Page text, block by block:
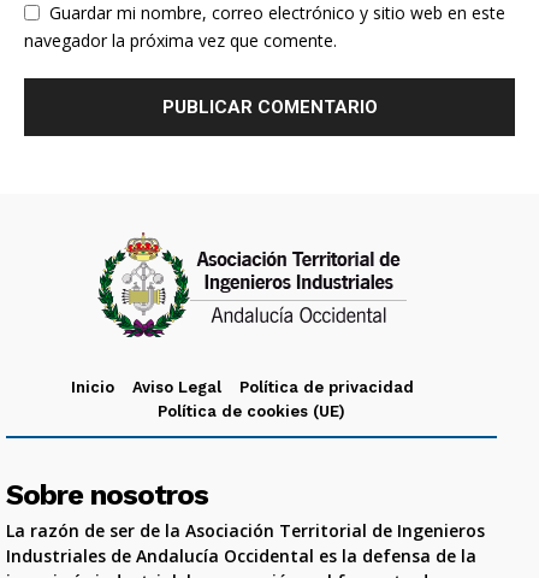
Guardar mi nombre, correo electrónico y sitio web en este
navegador la próxima vez que comente.
Inicio Aviso Legal
Política de privacidad
Política de cookies (UE)
Sobre nosotros
La razón de ser de la Asociación Territorial de Ingenieros
Industriales de Andalucía Occidental es la defensa de la